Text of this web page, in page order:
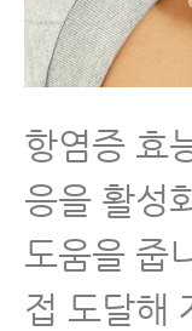
- 허리
4주간
- 척추
칭
- 척추
근
항염증 효
응을 활성
도움을 줍
접 도달해